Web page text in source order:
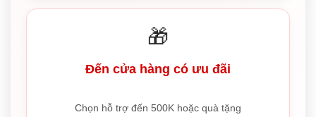
🎁
Đến cửa hàng có ưu đãi
Chọn hỗ trợ đến 500K hoặc quà tặng